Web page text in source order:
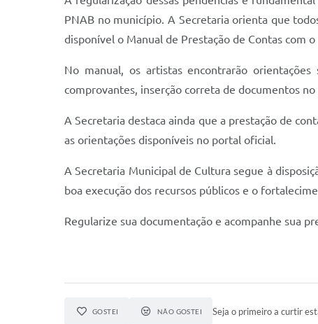
PNAB no município. A Secretaria orienta que
disponível o Manual de Prestação de Contas com
No manual, os artistas encontrarão
comprovantes, inserção correta de documentos
A Secretaria destaca ainda que a prestação de
as orientações disponíveis no portal oficial.
A Secretaria Municipal de Cultura segue à
boa execução dos recursos públicos e o
Regularize sua documentação e acompanhe sua
GOSTEI NÃO GOSTEI Seja o primeiro a curtir